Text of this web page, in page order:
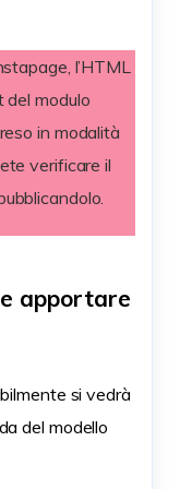
l’HTML
modulo
in modalità
verificare il
apportare
si vedrà
del modello